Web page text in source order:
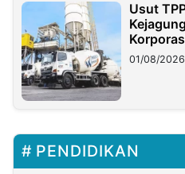
Usut
Ritto
01/08/
PENDIDIKAN